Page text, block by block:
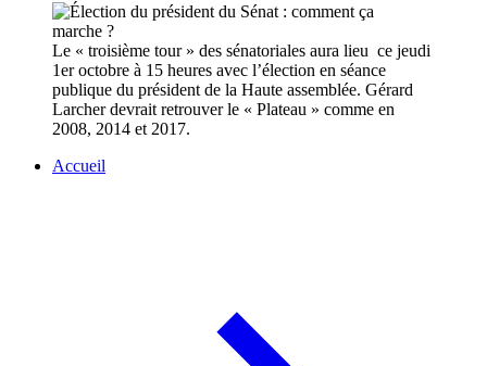
Le « troisième tour » des sénatoriales aura lieu ce jeudi
1er octobre à 15 heures avec l’élection en séance
publique du président de la Haute assemblée. Gérard
Larcher devrait retrouver le « Plateau » comme en
2008, 2014 et 2017.
Accueil